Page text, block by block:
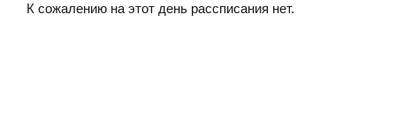
К сожалению на этот день рассписания нет.